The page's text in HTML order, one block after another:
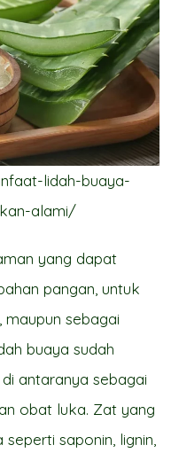
lidah-buaya-
alami/
yang dapat
pangan, untuk
sebagai
buaya sudah
antaranya sebagai
obat luka. Zat yang
saponin, lignin,